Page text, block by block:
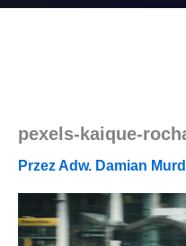
pexels-kaique-
PrzezAdw. Damian